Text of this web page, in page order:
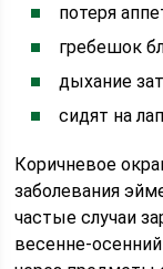
потеря
гребешок
дыхание
сидят на
Коричневое
заболевания
частые случаи
весенне-